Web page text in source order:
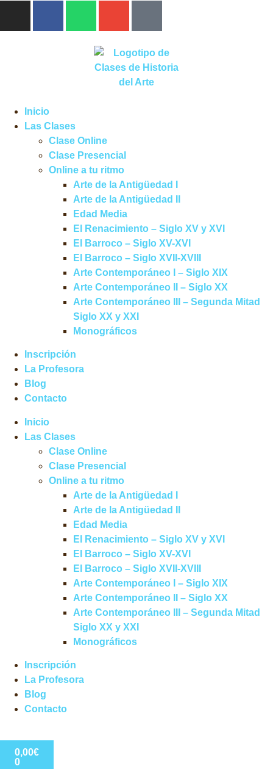
Inicio
Las Clases
Clase Online
Clase Presencial
Online a tu ritmo
Arte de la Antigüedad I
Arte de la Antigüedad II
Edad Media
El Renacimiento – Siglo XV y XVI
El Barroco – Siglo XV-XVI
El Barroco – Siglo XVII-XVIII
Arte Contemporáneo I – Siglo XIX
Arte Contemporáneo II – Siglo XX
Arte Contemporáneo III – Segunda Mitad
Siglo XX y XXI
Monográficos
Inscripción
La Profesora
Blog
Contacto
Inicio
Las Clases
Clase Online
Clase Presencial
Online a tu ritmo
Arte de la Antigüedad I
Arte de la Antigüedad II
Edad Media
El Renacimiento – Siglo XV y XVI
El Barroco – Siglo XV-XVI
El Barroco – Siglo XVII-XVIII
Arte Contemporáneo I – Siglo XIX
Arte Contemporáneo II – Siglo XX
Arte Contemporáneo III – Segunda Mitad
Siglo XX y XXI
Monográficos
Inscripción
La Profesora
Blog
Contacto
0,00€
0